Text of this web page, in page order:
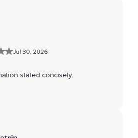
Jul 30, 2026
stated concisely.